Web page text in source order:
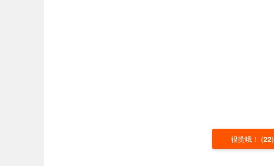
很赞哦！ (22)